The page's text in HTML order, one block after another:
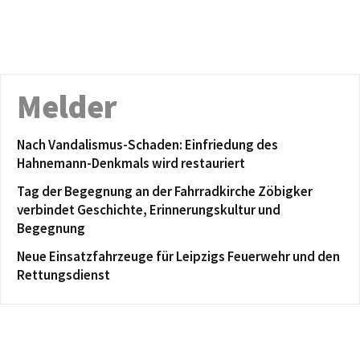
Melder
Nach Vandalismus-Schaden: Einfriedung des
Hahnemann-Denkmals wird restauriert
Tag der Begegnung an der Fahrradkirche Zöbigker
verbindet Geschichte, Erinnerungskultur und
Begegnung
Neue Einsatzfahrzeuge für Leipzigs Feuerwehr und den
Rettungsdienst